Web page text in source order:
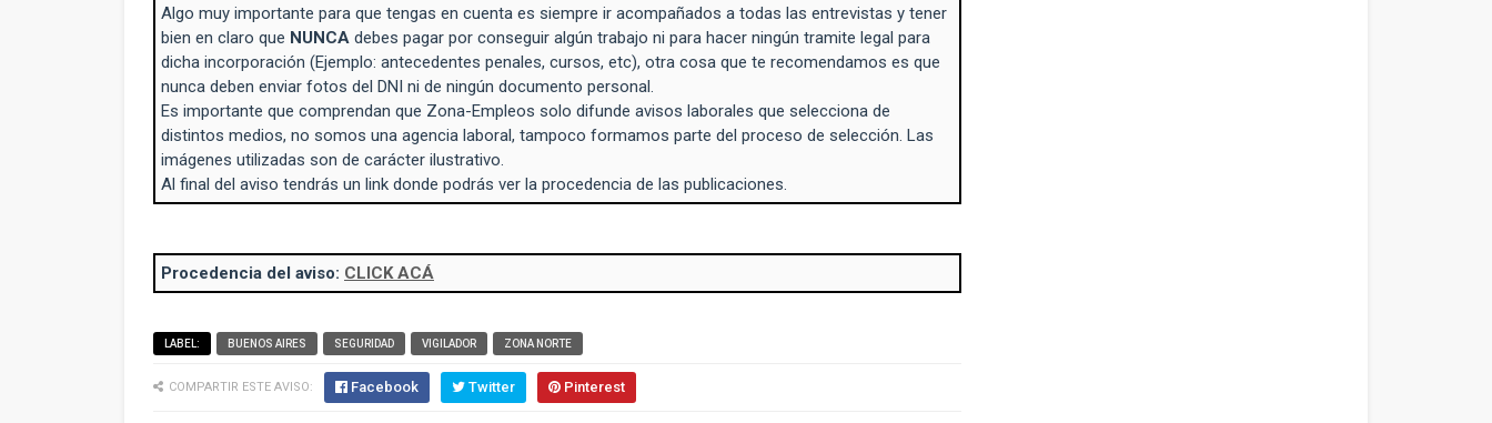
Algo muy importante para que tengas en cuenta es siempre ir acompañados a todas las entrevistas y tener
bien en claro que NUNCA debes pagar por conseguir algún trabajo ni para hacer ningún tramite legal para
dicha incorporación (Ejemplo: antecedentes penales, cursos, etc), otra cosa que te recomendamos es que
nunca deben enviar fotos del DNI ni de ningún documento personal.
Es importante que comprendan que Zona-Empleos solo difunde avisos laborales que selecciona de
distintos medios, no somos una agencia laboral, tampoco formamos parte del proceso de selección. Las
imágenes utilizadas son de carácter ilustrativo.
Al final del aviso tendrás un link donde podrás ver la procedencia de las publicaciones.
Procedencia del aviso: CLICK ACÁ
LABEL: BUENOS AIRES SEGURIDAD VIGILADOR ZONA NORTE
COMPARTIR ESTE AVISO: Facebook Twitter Pinterest